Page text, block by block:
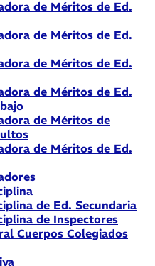
de Méritos de Ed.
de Méritos de Ed.
de Méritos de Ed.
de Méritos de Ed.
de Méritos de
de Méritos de Ed.
de Ed. Secundaria
de Inspectores
Cuerpos Colegiados